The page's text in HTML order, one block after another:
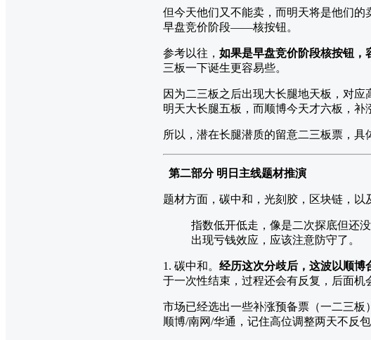
但今天他们又不能卖，而明天将是他们
早盘竞价阶段——核按钮。
参考以往， 如果是早盘竞价阶段核按钮，
三板一下诞生更容易些。
因为二三板之后出现大长腿地天板，对
明天大长腿五板，而顺博今天才六板，补
所以，潜在长腿潜质的留意二三板票，具
第二部分 明日主线题材推演
题材方面，碳中和，光刻胶，区块链，以
指数低开低走，像是二次探底但还
出现亏钱效应，应该注意防守了。
1. 碳中和。 经历这次分歧后，这波以顺博
于一次性结束，过程还会有反复，后面机
市场已经选出一些补涨预备票（一二三
顺博/南网/华通，记住高位调整两天不反